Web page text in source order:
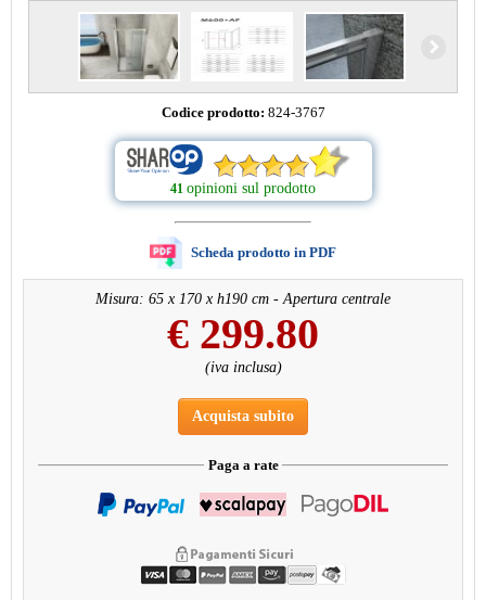
Codice prodotto: 824-3767
41 opinioni sul prodotto
Scheda prodotto in PDF
Misura: 65 x 170 x h190 cm - Apertura centrale
€ 299.80
(iva inclusa)
Acquista subito
Paga a rate